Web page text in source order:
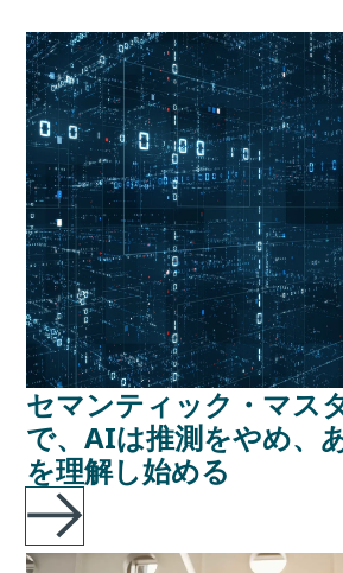
セマンティック・マス
で、AIは推測をやめ、
を理解し始める